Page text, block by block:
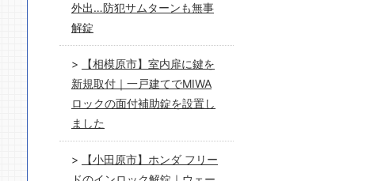
外出…防犯サムターンも無事
解錠
【相模原市】室内扉に鍵を
新規取付｜一戸建てでMIWA
ロックの面付補助錠を設置し
ました
【小田原市】ホンダ フリー